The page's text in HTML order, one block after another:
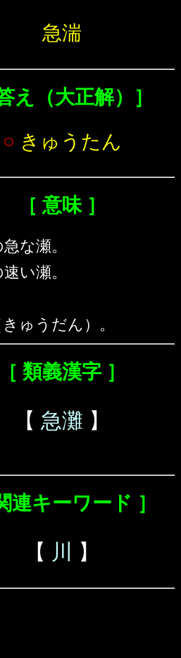
急湍
え（大正解）］
○ きゅうたん
［ 意味 ］
な瀬。
い瀬。
ゅうだん）。
［ 類義漢字 ］
【 急灘 】
連キーワード ］
【 川 】